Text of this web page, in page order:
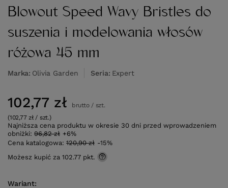
Blowout Speed Wavy Bristles do
suszenia i modelowania włosów
różowa 45 mm
Marka Olivia Garden Seria Expert
Wariant
102,77 zł brutto/ szt.
(102,77 zł / szt.)
Najniższa cena produktu w okresie 30 dni przed wprowadzeniem
obniżki: 96,82 zł +6%
Cena katalogowa: 120,90 zł -15%
Możesz kupić za 102.77 pkt.